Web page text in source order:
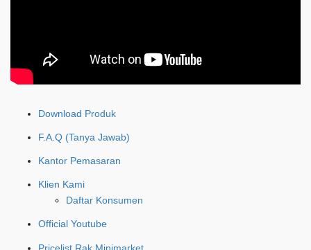
Download Produk
F.A.Q (Tanya Jawab)
Kantor Pemasaran
Klien Kami
Daftar Konsumen
Official Youtube
Pricelist Rak Minimarket